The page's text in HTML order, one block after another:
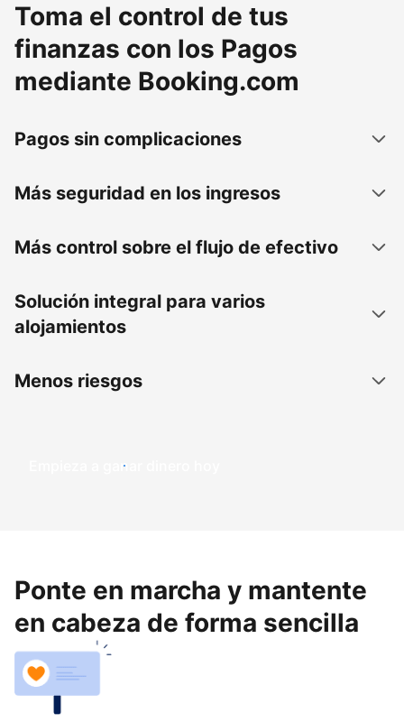
Toma el control de tus
finanzas con los Pagos
mediante Booking.com
Pagos sin complicaciones
Más seguridad en los ingresos
Más control sobre el flujo de efectivo
Solución integral para varios
alojamientos
Menos riesgos
Empieza a ganar dinero hoy
Ponte en marcha y mantente
en cabeza de forma sencilla